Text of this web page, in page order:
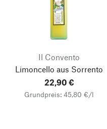
Il Convento
Limoncello aus Sorrento
22,90 €
Grundpreis: 45,80 €/l